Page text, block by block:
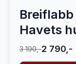
Breiflabb
Havets
3 190,-2 790,-